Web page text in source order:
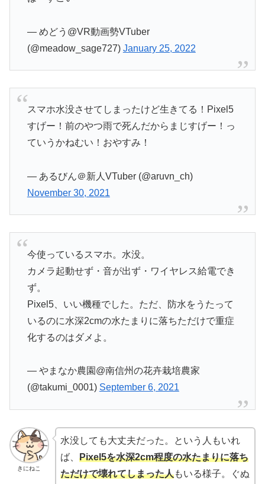
— めどう@VR動画勢VTuber
(@meadow_sage727) January 25, 2022
スマホ水没させてしまったけど生きてる！Pixel5
すげー！前のやつ雨で死んだからまじすげー！っ
ていうかねむい！おやすみ！
— あるびん＠新人VTuber (@aruvn_ch)
November 30, 2021
今使っているスマホ。水没。
カメラ起動せず・音が出ず・ワイヤレス給電でき
ず。
Pixel5、いい機種でした。ただ、防水をうたって
いるのに水深2cmの水たまりに落ちただけで重症
化するのはダメよ。
— やまなか農園@南信州の花卉栽培農家
(@takumi_0001) September 6, 2021
きにねこ
水没しても大丈夫だった。という人もいれ
ば、 Pixel5を水深2cm程度の水たまりに落ち
ただけで壊れてしまった人もいる様子。ぐぬ